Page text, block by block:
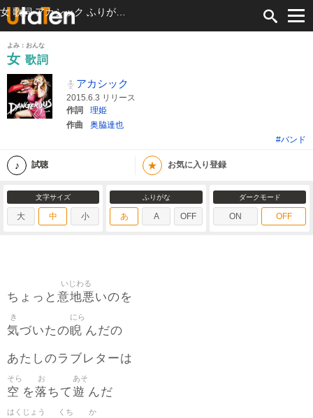
よみ：おんな
女 歌詞
アカシック
2015.6.3 リリース
作詞
理姫
作曲
奥脇達也
#バンド
試聴 ★ お気に入り登録
文字サイズ
大 中 小
ふりがな
あ A OFF
ダークモード
ON OFF
ちょっと 意地悪
いじわる
いのを
気
き
づいたの睨
にら
んだの
あたしのラブレターは
空
そら
を落
お
ちて遊
あそ
んだ
はくじょう くち か